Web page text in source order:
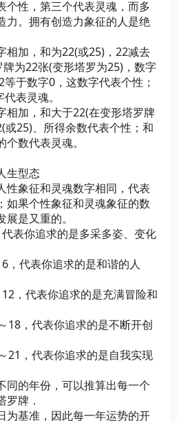
个性，第三个代表灵魂，而多
力。拥有创造力象征的人是绝
相加，和为22(或25)，22减去
为22张(变形塔罗为25)，数字
于数字0，这数字代表个性；
表灵魂。
相加，和大于22(在变形塔罗牌
25)、所得余数代表个性；和
数代表灵魂。
生型态
性象征和灵魂数字相同，代表
如果个性象征和灵魂象征的数
是又重的。
表你追求的是多采多姿、变化
，代表你追求的是和谐的人
，代表你追求的是充满冒险和
18，代表你追求的是不断开创
21，代表你追求的是自我实现
同的年份，可以推算出每一个
牌．
为基准，因此每一年运势的开